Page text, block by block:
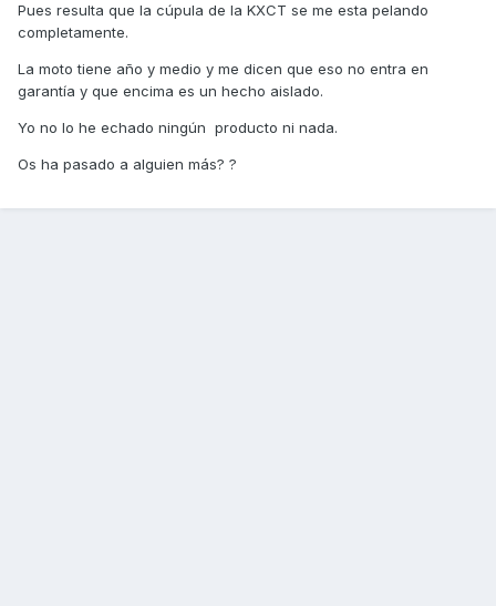
Pues resulta que la cúpula de la KXCT se me esta pelando
completamente.
La moto tiene año y medio y me dicen que eso no entra en
garantía y que encima es un hecho aislado.
Yo no lo he echado ningún producto ni nada.
Os ha pasado a alguien más? ?